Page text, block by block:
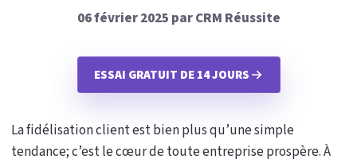
06 février 2025 par CRM Réussite
ESSAI GRATUIT DE 14 JOURS
La fidélisation client est bien plus qu’une simple
tendance; c’est le cœur de toute entreprise prospère. À